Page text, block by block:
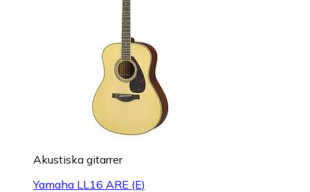
Akustiska gitarrer
Yamaha LL16 ARE (E)